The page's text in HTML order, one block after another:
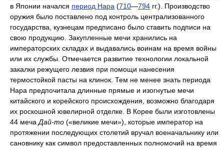
в Японии начался период Нара (710—794 гг.). Производство
оружия было поставлено под контроль централизованного
государства, кузнецам предписано было ставить подписи на
свою продукцию. Закупленные мечи хранились на
императорских складах и выдавались воинам на время войны
или их службы. Отмечается развитие технологии локальной
закалки режущего лезвия при помощи нанесения
термостойкой пасты на клинок. Тем не менее знать периода
Нара предпочитала длинные прямые и изогнутые мечи
китайского и корейского происхождения, возможно благодаря
их роскошной ювелирной отделке. В Корее были изготовлены
44 меча Дай-то («великие мечи»), которые император на
протяжении последующих столетий вручал военачальнику или
сановнику как символ предоставленных полномочий на время